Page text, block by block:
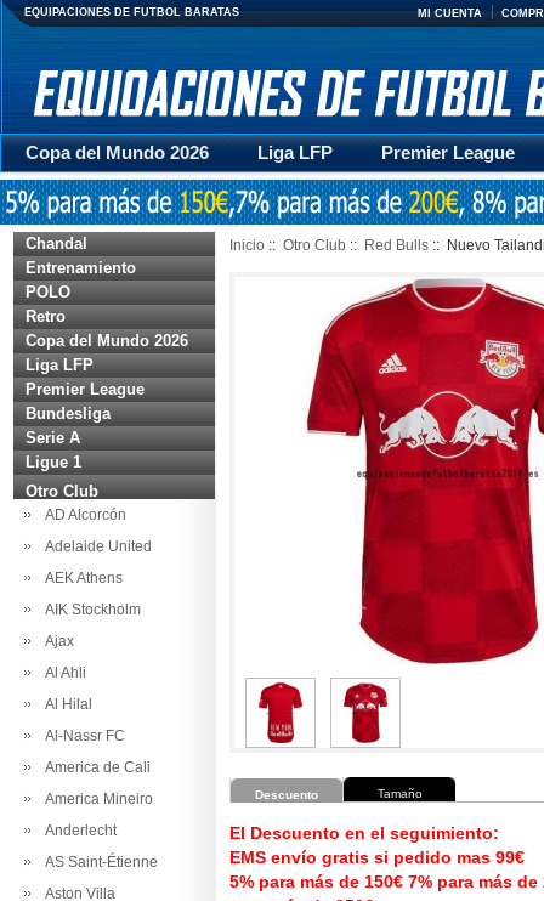
EQUIPACIONES DE FUTBOL BARATAS MI CUENTA
Copa del Mundo 2026 Liga LFP
Premier League
Mujer
Otras series Accesorios Entrenamiento
Chandal
Entrenamiento
POLO
Retro
Copa del Mundo 2026
Liga LFP
Premier League
Bundesliga
Serie A
Ligue 1
Otro Club
AD Alcorcón
Adelaide United
AEK Athens
AIK Stockholm
Ajax
Al Ahli
Al Hilal
Al-Nassr FC
America de Cali
America Mineiro
Anderlecht
AS Saint-Étienne
Aston Villa
Inicio :: Otro Club :: Red Bulls :: Nuevo
Descuento Tamaño
El Descuento en el seguimiento:
EMS envío gratis si pedido mas 99€
5% para más de 150€ 7% para más de